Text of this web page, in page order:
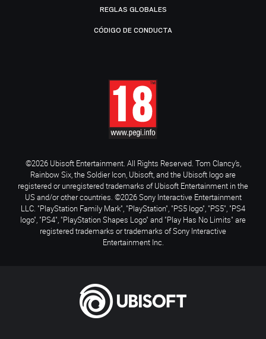
REGLAS GLOBALES
CÓDIGO DE CONDUCTA
©2026 Ubisoft Entertainment. All Rights Reserved. Tom Clancy’s,
Rainbow Six, the Soldier Icon, Ubisoft, and the Ubisoft logo are
registered or unregistered trademarks of Ubisoft Entertainment in the
US and/or other countries. ©2026 Sony Interactive Entertainment
LLC. "PlayStation Family Mark", "PlayStation", "PS5 logo", "PS5", "PS4
logo", "PS4", "PlayStation Shapes Logo" and "Play Has No Limits" are
registered trademarks or trademarks of Sony Interactive
Entertainment Inc.